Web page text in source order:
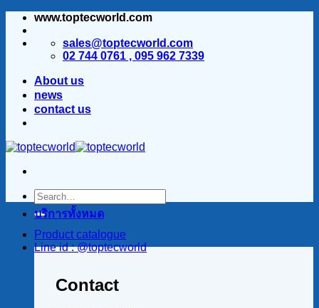
ข้าม
www.toptecworld.com
sales@toptecworld.com
02 744 0761 , 095 962 7339
About us
news
contact us
Product catalogue
Line id : @toptecworld
บริการทั้งหมด
Contact